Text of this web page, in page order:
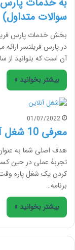
سوالات متداول)
بخش خدمات پارس
در پارس فریلنسر
آن است که بتوانید از
بیشتر بخوانید »
01/07/2022
معرفی 10 شغل آنلاین پردرآمد برای دانشجویان
هدف اصلی شما به
تجربۀ عملی در حین
کردن یک شغل پاره وقت
برنامه…
بیشتر بخوانید »